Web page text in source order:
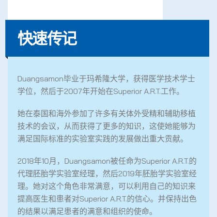
快速传记
Duangsamon毕业于玛希隆大学，获得医学技术学士
学位，然后于2007年开始在Superior A.R.T.工作。
她在泰国和海外参加了许多有关体外受精和辅助移植
技术的会议，从而获得了更多的知识，这使她能够为
满足国际标准的实验室实践的发展做出重大贡献。
2018年10月，Duangsamon被任命为Superior A.R.T.的
代理胚胎学实验室经理，然后2019年胚胎学实验室经
理。她对这个角色非常满意，可以利用自己的知识来
提高医生和患者对Superior A.R.T.的信心。并保持出色
的结果以满足患者的满意和组织的使命。